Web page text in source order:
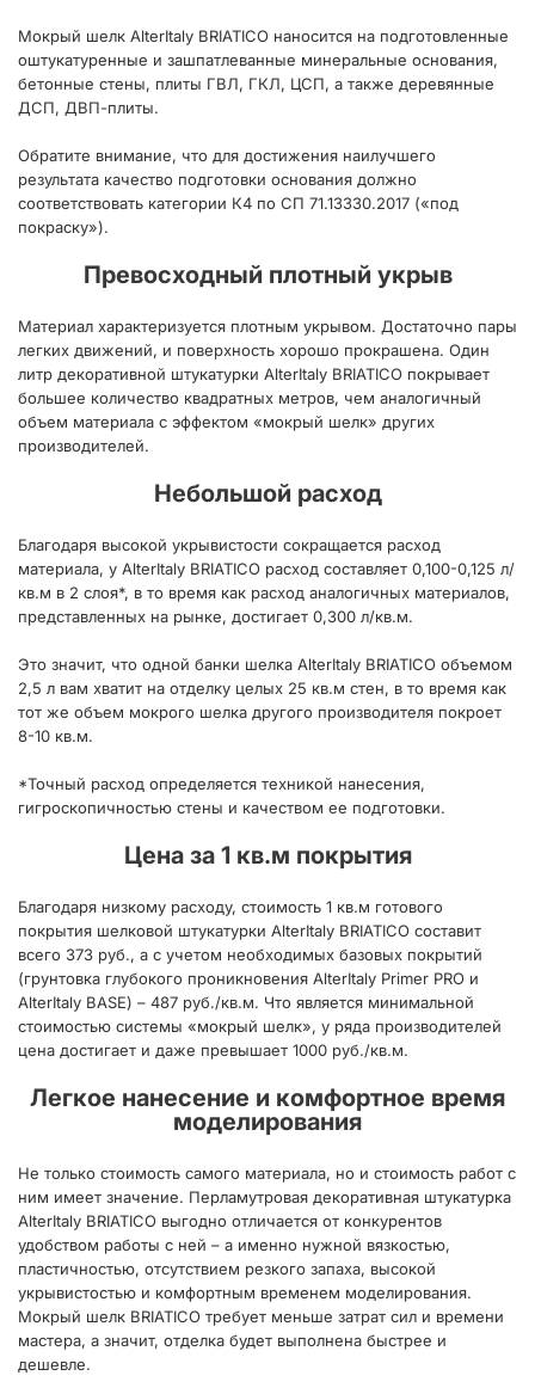
Мокрый шелк AlterItaly BRIATICO наносится на подготовленные
оштукатуренные и зашпатлеванные минеральные основания,
бетонные стены, плиты ГВЛ, ГКЛ, ЦСП, а также деревянные
ДСП, ДВП-плиты.
Обратите внимание, что для достижения наилучшего
результата качество подготовки основания должно
соответствовать категории К4 по СП 71.13330.2017 («под
покраску»).
Превосходный плотный укрыв
Материал характеризуется плотным укрывом. Достаточно пары
легких движений, и поверхность хорошо прокрашена. Один
литр декоративной штукатурки AlterItaly BRIATICO покрывает
большее количество квадратных метров, чем аналогичный
объем материала с эффектом «мокрый шелк» других
производителей.
Небольшой расход
Благодаря высокой укрывистости сокращается расход
материала, у AlterItaly BRIATICO расход составляет 0,100-0,125 л/
кв.м в 2 слоя*, в то время как расход аналогичных материалов,
представленных на рынке, достигает 0,300 л/кв.м.
Это значит, что одной банки шелка AlterItaly BRIATICO объемом
2,5 л вам хватит на отделку целых 25 кв.м стен, в то время как
тот же объем мокрого шелка другого производителя покроет
8-10 кв.м.
*Точный расход определяется техникой нанесения,
гигроскопичностью стены и качеством ее подготовки.
Цена за 1 кв.м покрытия
Благодаря низкому расходу, стоимость 1 кв.м готового
покрытия шелковой штукатурки AlterItaly BRIATICO составит
всего 373 руб., а с учетом необходимых базовых покрытий
(грунтовка глубокого проникновения AlterItaly Primer PRO и
AlterItaly BASE) – 487 руб./кв.м. Что является минимальной
стоимостью системы «мокрый шелк», у ряда производителей
цена достигает и даже превышает 1000 руб./кв.м.
Легкое нанесение и комфортное время
моделирования
Не только стоимость самого материала, но и стоимость работ с
ним имеет значение. Перламутровая декоративная штукатурка
AlterItaly BRIATICO выгодно отличается от конкурентов
удобством работы с ней – а именно нужной вязкостью,
пластичностью, отсутствием резкого запаха, высокой
укрывистостью и комфортным временем моделирования.
Мокрый шелк BRIATICO требует меньше затрат сил и времени
мастера, а значит, отделка будет выполнена быстрее и
дешевле.